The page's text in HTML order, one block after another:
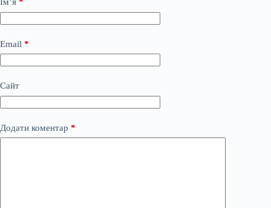
Ім’я *
Email *
Сайт
Додати коментар *